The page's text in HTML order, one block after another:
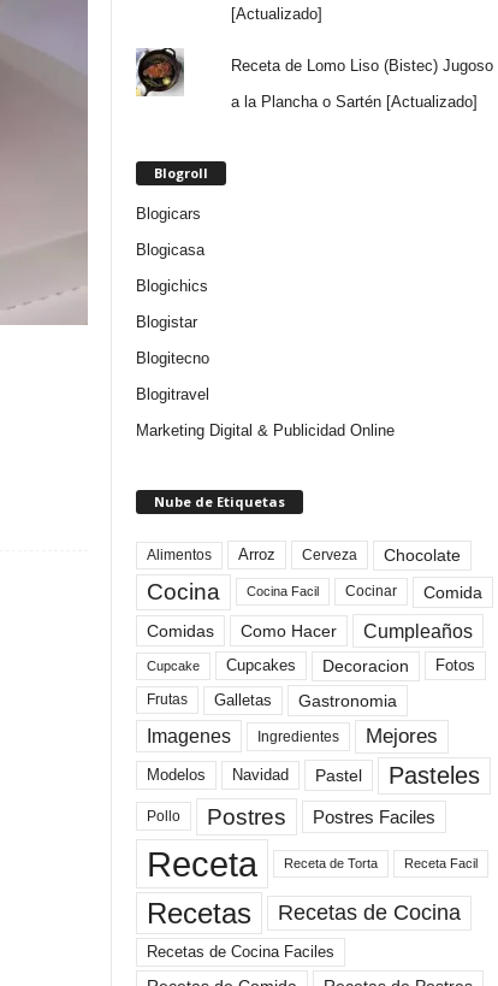
[Actualizado]
Receta de Lomo Liso (Bistec) Jugoso
a la Plancha o Sartén [Actualizado]
Blogroll
Blogicars
Blogicasa
Blogichics
Blogistar
Blogitecno
Blogitravel
Marketing Digital & Publicidad Online
Nube de Etiquetas
Alimentos Arroz Cerveza Chocolate
Cocina Cocina Facil Cocinar
Comida
Comidas
Como Hacer Cumpleaños
Cupcake Cupcakes Decoracion Fotos
Frutas Galletas Gastronomia
Imagenes Ingredientes Mejores
Modelos Navidad Pastel Pasteles
Pollo Postres Postres Faciles
Receta Receta de Torta Receta Facil
Recetas Recetas de Cocina
Recetas de Cocina Faciles